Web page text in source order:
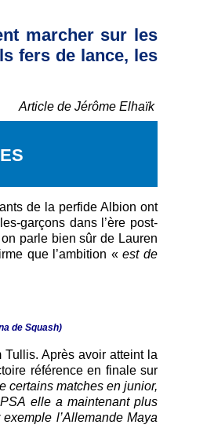
marcher sur les
fers de lance, les
Article de Jérôme Elhaïk
de la perfide Albion ont
garçons dans l’ère post-
parle bien sûr de Lauren
que l’ambition «est de
de Squash)
Tullis. Après avoir atteint la
référence en finale sur
certains matches en junior,
elle a maintenant plus
l’Allemande Maya